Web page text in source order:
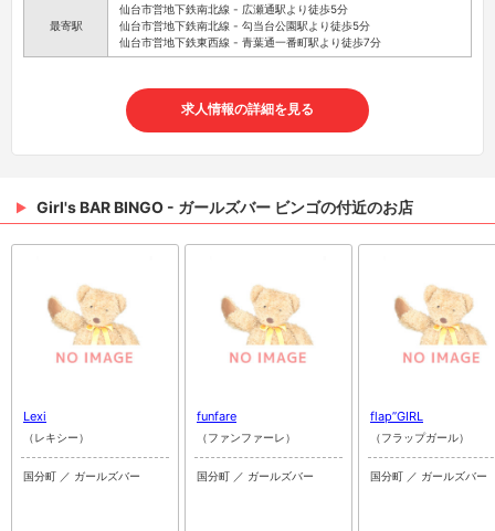
最寄駅
仙台市営地下鉄南北線 - 広瀬通駅より徒歩5分
仙台市営地下鉄南北線 - 勾当台公園駅より徒歩5分
仙台市営地下鉄東西線 - 青葉通一番町駅より徒歩7分
求人情報の詳細を見る
Girl's BAR BINGO - ガールズバー ビンゴの付近のお店
Lexi
（レキシー）
国分町 ／ ガールズバー
funfare
（ファンファーレ）
国分町 ／ ガールズバー
flap”GIRL
（フラップガール）
国分町 ／ ガールズバー